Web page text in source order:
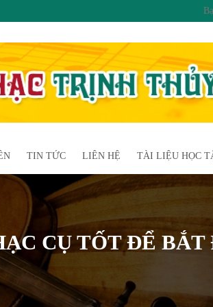
TIN TỨC LIÊN HỆ TÀI LIỆU HỌC
CỤ TỐT ĐỂ BẮT